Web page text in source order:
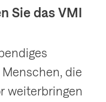
Sie das VMI
die
weiterbringen